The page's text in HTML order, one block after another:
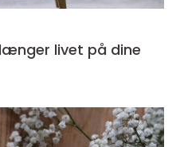
livet på dine